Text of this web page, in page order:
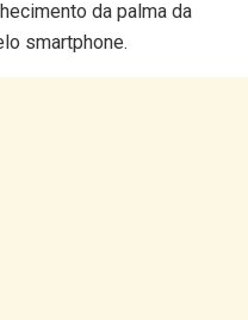
da palma da
smartphone.